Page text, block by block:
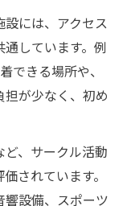
には、アクセス
しています。例
できる場所や、
が少なく、初め
、サークル活動
されています。
設備、スポーツ